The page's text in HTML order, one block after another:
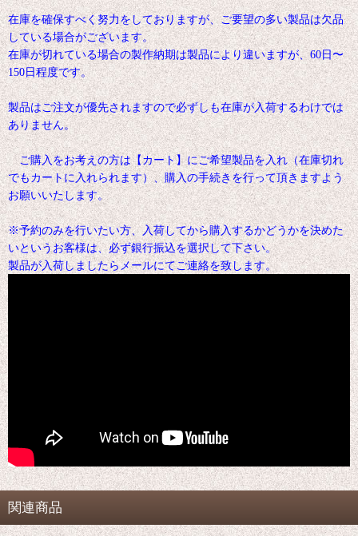
在庫を確保すべく努力をしておりますが、ご要望の多い製品は欠品
している場合がございます。
在庫が切れている場合の製作納期は製品により違いますが、60日〜
150日程度です。
製品はご注文が優先されますので必ずしも在庫が入荷するわけでは
ありません。
ご購入をお考えの方は【カート】にご希望製品を入れ（在庫切れ
でもカートに入れられます）、購入の手続きを行って頂きますよう
お願いいたします。
※予約のみを行いたい方、入荷してから購入するかどうかを決めた
いというお客様は、必ず銀行振込を選択して下さい。
製品が入荷しましたらメールにてご連絡を致します。
関連商品